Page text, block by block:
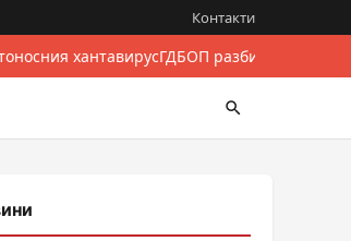
Контакти
хантавирусГДБОП разби